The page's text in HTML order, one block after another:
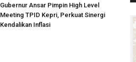
Gubernur Ansar Pimpin High Level
Meeting TPID Kepri, Perkuat Sinergi
Kendalikan Inflasi